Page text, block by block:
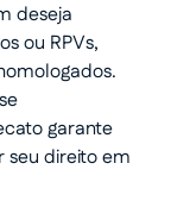
deseja
ou RPVs,
garante
seu direito em